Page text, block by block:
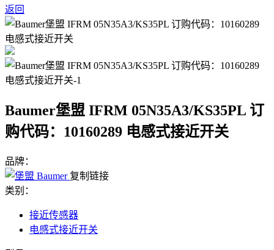
返回
Baumer堡盟 IFRM 05N35A3/KS35PL 订
购代码：10160289 电感式接近开关
品牌：
复制链接
类别：
接近传感器
电感式接近开关